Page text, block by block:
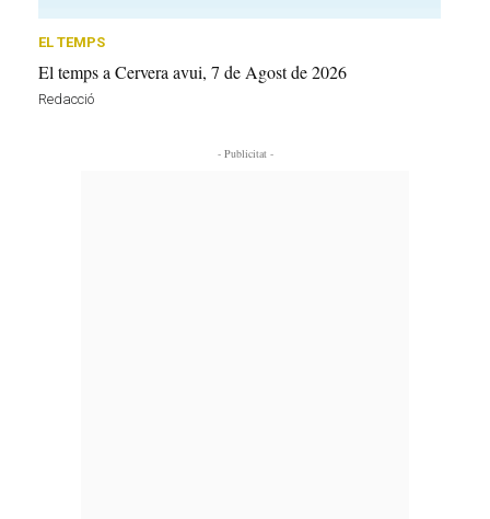
EL TEMPS
El temps a Cervera avui, 7 de Agost de 2026
Redacció
- Publicitat -